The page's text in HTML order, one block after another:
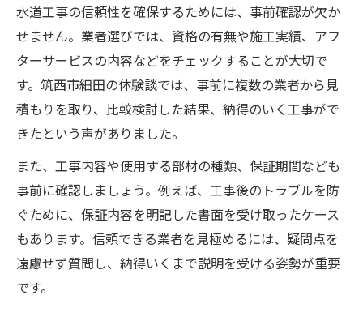
水道工事体験から考える補助金活用の流れ
補助金申請時に注意すべき水道工事の条件
水道工事と補助金の連携で費用を抑える方
法
水道工事現場の声を活かした補助金活用術
ント
水道工事体験が教える水回りの安心対策
水道工事の現場で役立つトラブル予防法
水回りリスクを減らす水道工事の知恵とは
水道工事の信頼性を確保するためには、事前確認が欠か
せません。業者選びでは、資格の有無や施工実績、アフ
ターサービスの内容などをチェックすることが大切で
す。筑西市細田の体験談では、事前に複数の業者から見
積もりを取り、比較検討した結果、納得のいく工事がで
きたという声がありました。
また、工事内容や使用する部材の種類、保証期間なども
事前に確認しましょう。例えば、工事後のトラブルを防
ぐために、保証内容を明記した書面を受け取ったケース
もあります。信頼できる業者を見極めるには、疑問点を
遠慮せず質問し、納得いくまで説明を受ける姿勢が重要
です。